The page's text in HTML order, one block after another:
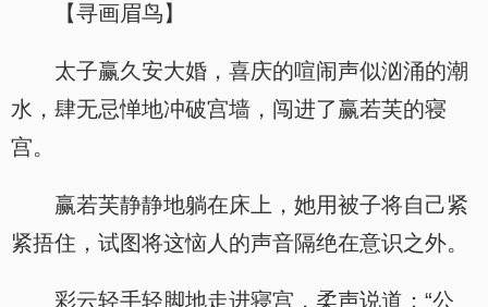
【寻画眉鸟】
太子赢久安大婚，喜庆的喧闹声似汹涌的潮
水，肆无忌惮地冲破宫墙，闯进了赢若芙的寝
宫。
赢若芙静静地躺在床上，她用被子将自己紧
紧捂住，试图将这恼人的声音隔绝在意识之外。
彩云轻手轻脚地走进寝宫，柔声说道：“公